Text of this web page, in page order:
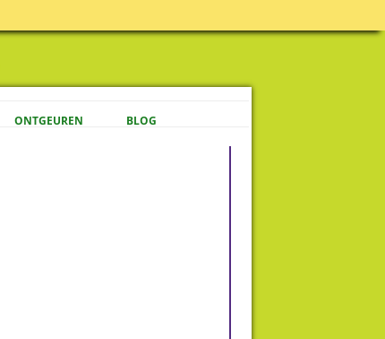
ONTGEUREN BLOG